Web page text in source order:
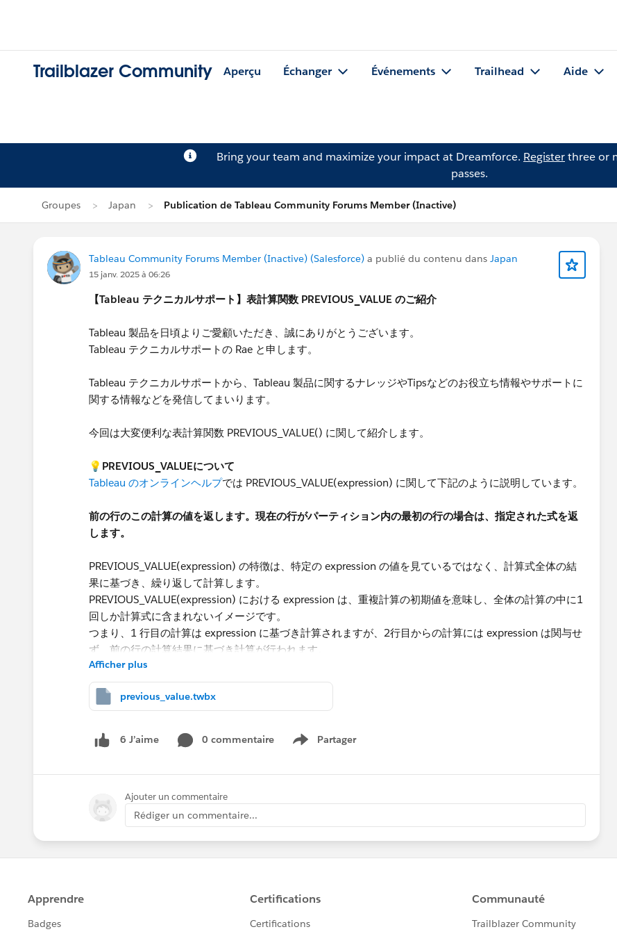
Trailblazer Community Aperçu Échanger Événements Trailhead Aide
Bring your team and maximize your impact at Dreamforce. Registerthree or
passes.
Groupes Japan Publication de Tableau Community Forums Member (Inactive)
Tableau Community Forums Member (Inactive) (Salesforce) a publié du contenu dans Japan
15 janv. 2025 à 06:26
【Tableau テクニカルサポート】表計算関数 PREVIOUS_VALUE のご紹介
Tableau 製品を日頃よりご愛顧いただき、誠にありがとうございます。
Tableau テクニカルサポートの Rae と申します。
Tableau テクニカルサポートから、Tableau 製品に関するナレッジやTipsなどのお役立ち情報やサポートに
関する情報などを発信してまいります。
今回は大変便利な表計算関数 PREVIOUS_VALUE() に関して紹介します。
💡PREVIOUS_VALUEについて
Tableau のオンラインヘルプでは PREVIOUS_VALUE(expression) に関して下記のように説明しています。
前の行のこの計算の値を返します。現在の行がパーティション内の最初の行の場合は、指定された式を返
します。
PREVIOUS_VALUE(expression) の特徴は、特定の expression の値を見ているではなく、計算式全体の結
果に基づき、繰り返して計算します。
PREVIOUS_VALUE(expression) における expression は、重複計算の初期値を意味し、全体の計算の中に1
回しか計算式に含まれないイメージです。
つまり、1 行目の計算は expression に基づき計算されますが、2行目からの計算には expression は関与せ
ず、前の行の計算結果に基づき計算が行われます。
下記2つの計算式の計算結果をご確認ください：
PREVIOUS_VALUE(1)+SUM([数量])
PREVIOUS_VALUE(1)+SUM([数量]) の場合、expression=1 のため、計算の初期値は 1 です。
そのため、
1 行目の計算結果は初期値(1) +1 行目のSUM([数量]) ：1+306=307,
3 行目の計算結果は 2 行目の計算結果+3 行目のSUM([数量]) ：466+597=1063
Afficher plus
previous_value.twbx
6 J’aime 0 commentaire Partager
Show menu
Ajouter un commentaire
Rédiger un commentaire...